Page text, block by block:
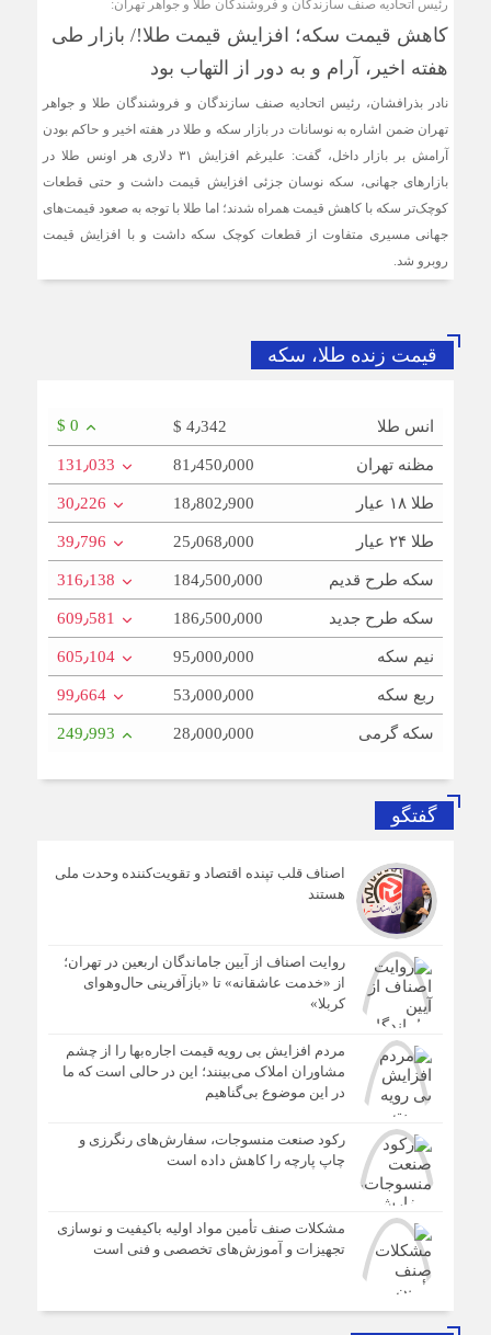
رئیس اتحادیه صنف سازندگان و فروشندگان طلا و جواهر تهران:
کاهش قیمت سکه؛ افزایش قیمت طلا!/ بازار طی
هفته‌ اخیر، آرام و به دور از التهاب بود
نادر بذرافشان، رئیس اتحادیه صنف سازندگان و فروشندگان طلا و جواهر
تهران ضمن اشاره به نوسانات در بازار سکه و طلا در هفته اخیر و حاکم بودن
آرامش بر بازار داخل، گفت: علیرغم افزایش ۳۱ دلاری هر اونس طلا در
بازارهای جهانی، سکه نوسان جزئی افزایش قیمت داشت و حتی قطعات
کوچک‌تر سکه با کاهش قیمت همراه شدند؛ اما طلا با توجه به صعود قیمت‌های
جهانی مسیری متفاوت از قطعات کوچک سکه داشت و با افزایش قیمت
روبرو شد.
قیمت زنده طلا، سکه
انس طلا $ 4٫342 $ 0
مظنه تهران 81٫450٫000 131٫033
طلا ۱۸ عیار 18٫802٫900 30٫226
طلا ۲۴ عیار 25٫068٫000 39٫796
سکه طرح قدیم 184٫500٫000 316٫138
سکه طرح جدید 186٫500٫000 609٫581
نیم سکه 95٫000٫000 605٫104
ربع سکه 53٫000٫000 99٫664
سکه گرمی 28٫000٫000 249٫993
گفتگو
اصناف قلب تپنده اقتصاد و تقویت‌کننده وحدت ملی
هستند
روایت اصناف از آیین جاماندگان اربعین در تهران؛
از «خدمت عاشقانه» تا «بازآفرینی حال‌وهوای
کربلا»
مردم افزایش بی رویه قیمت اجاره‌بها را از چشم
مشاوران املاک می‌بینند؛ این در حالی است که ما
در این موضوع بی‌گناهیم
رکود صنعت منسوجات، سفارش‌های رنگرزی و
چاپ پارچه را کاهش داده است
مشکلات صنف تأمین مواد اولیه باکیفیت و نوسازی
تجهیزات و آموزش‌های تخصصی و فنی است